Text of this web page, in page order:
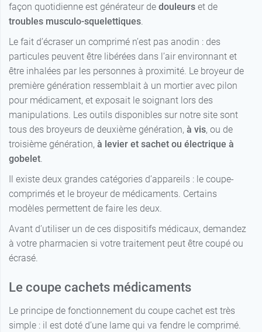
façon quotidienne est générateur de douleurs et de
troubles musculo-squelettiques.
Le fait d’écraser un comprimé n’est pas anodin : des
particules peuvent être libérées dans l’air environnant et
être inhalées par les personnes à proximité. Le broyeur de
première génération ressemblait à un mortier avec pilon
pour médicament, et exposait le soignant lors des
manipulations. Les outils disponibles sur notre site sont
tous des broyeurs de deuxième génération, à vis, ou de
troisième génération, à levier et sachet ou électrique à
gobelet.
Il existe deux grandes catégories d’appareils : le coupe-
comprimés et le broyeur de médicaments. Certains
modèles permettent de faire les deux.
Avant d’utiliser un de ces dispositifs médicaux, demandez
à votre pharmacien si votre traitement peut être coupé ou
écrasé.
Le coupe cachets médicaments
Le principe de fonctionnement du coupe cachet est très
simple : il est doté d’une lame qui va fendre le comprimé.